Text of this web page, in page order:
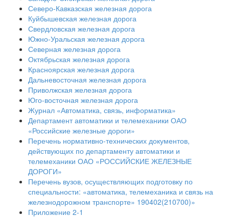
Северо-Кавказская железная дорога
Куйбышевская железная дорога
Свердловская железная дорога
Южно-Уральская железная дорога
Северная железная дорога
Октябрьская железная дорога
Красноярская железная дорога
Дальневосточная железная дорога
Приволжская железная дорога
Юго-восточная железная дорога
Журнал «Автоматика, связь, информатика»
Департамент автоматики и телемеханики ОАО
«Российские железные дороги»
Перечень нормативно-технических документов,
действующих по департаменту автоматики и
телемеханики ОАО «РОССИЙСКИЕ ЖЕЛЕЗНЫЕ
ДОРОГИ»
Перечень вузов, осуществляющих подготовку по
специальности: «автоматика, телемеханика и связь на
железнодорожном транспорте» 190402(210700)»
Приложение 2-1